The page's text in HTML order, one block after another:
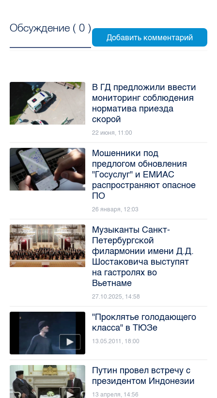
Обсуждение ( 0 )
В ГД предложили ввести
мониторинг соблюдения
норматива приезда
скорой
22 июня, 11:00
Мошенники под
предлогом обновления
"Госуслуг" и ЕМИАС
распространяют опасное
ПО
26 января, 12:03
Музыканты Санкт-
Петербургской
филармонии имени Д.Д.
Шостаковича выступят
на гастролях во
Вьетнаме
27.10.2025, 14:58
"Проклятье голодающего
класса" в ТЮЗе
13.05.2011, 18:00
Путин провел встречу с
президентом Индонезии
13 апреля, 14:56